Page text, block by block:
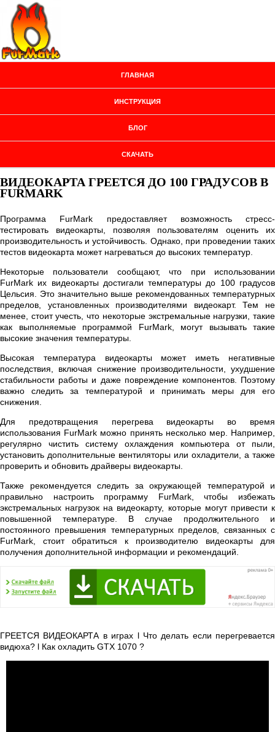
ГЛАВНАЯ
ИНСТРУКЦИЯ
БЛОГ
СКАЧАТЬ
ВИДЕОКАРТА ГРЕЕТСЯ ДО 100 ГРАДУСОВ В
FURMARK
Программа FurMark предоставляет возможность стресс-
тестировать видеокарты, позволяя пользователям оценить их
производительность и устойчивость. Однако, при проведении таких
тестов видеокарта может нагреваться до высоких температур.
Некоторые пользователи сообщают, что при использовании
FurMark их видеокарты достигали температуры до 100 градусов
Цельсия. Это значительно выше рекомендованных температурных
пределов, установленных производителями видеокарт. Тем не
менее, стоит учесть, что некоторые экстремальные нагрузки, такие
как выполняемые программой FurMark, могут вызывать такие
высокие значения температуры.
Высокая температура видеокарты может иметь негативные
последствия, включая снижение производительности, ухудшение
стабильности работы и даже повреждение компонентов. Поэтому
важно следить за температурой и принимать меры для его
снижения.
Для предотвращения перегрева видеокарты во время
использования FurMark можно принять несколько мер. Например,
регулярно чистить систему охлаждения компьютера от пыли,
установить дополнительные вентиляторы или охладители, а также
проверить и обновить драйверы видеокарты.
Также рекомендуется следить за окружающей температурой и
правильно настроить программу FurMark, чтобы избежать
экстремальных нагрузок на видеокарту, которые могут привести к
повышенной температуре. В случае продолжительного и
постоянного превышения температурных пределов, связанных с
FurMark, стоит обратиться к производителю видеокарты для
получения дополнительной информации и рекомендаций.
ГРЕЕТСЯ ВИДЕОКАРТА в играх l Что делать если перегревается
видюха? l Как охладить GTX 1070 ?